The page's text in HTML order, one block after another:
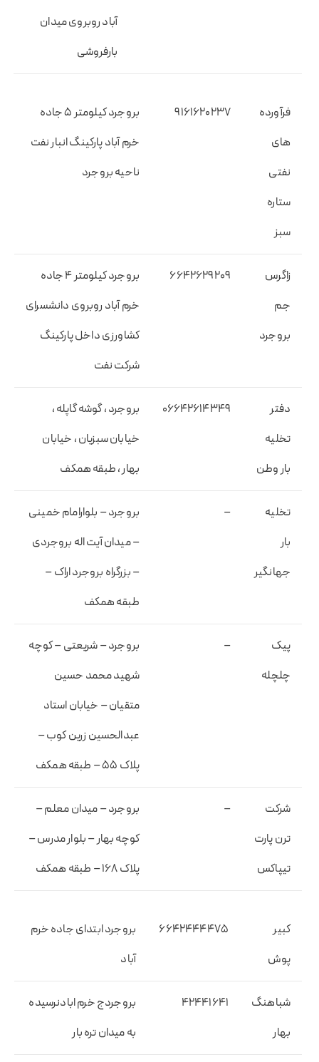
آباد روبروی میدان
بارفروشی
فرآورده
های
نفتی
ستاره
سبز
۹۱۶۱۶۲۰۲۳۷
بروجرد کیلومتر ۵ جاده
خرم آباد پارکینگ انبار نفت
ناحیه بروجرد
زاگرس
جم
بروجرد
۶۶۴۲۶۲۹۲۰۹
بروجرد کیلومتر ۴ جاده
خرم آباد روبروی دانشسرای
کشاورزی داخل پارکینگ
شرکت نفت
دفتر
تخلیه
بار وطن
۰۶۶۴۲۶۱۴۳۴۹
بروجرد ، گوشه گاپله ،
خیابان سبزیان ، خیابان
بهار ، طبقه همکف
تخلیه
بار
جهانگیر
–
بروجرد – بلوارامام خمینی
– میدان آیت اله بروجردی
– بزرگراه بروجرد اراک –
طبقه همکف
پیک
چلچله
–
بروجرد – شریعتی – کوچه
شهید محمد حسین
متقیان – خیابان استاد
عبدالحسین زرین کوب –
پلاک ۵۵ – طبقه همکف
شرکت
ترن پارت
تیپاکس
–
بروجرد – میدان معلم –
کوچه بهار – بلوار مدرس –
پلاک ۱۶۸ – طبقه همکف
کبیر
پوش
۶۶۴۲۴۴۴۴۷۵
بروجرد ابتدای جاده خرم
آباد
شباهنگ
بهار
۴۲۴۴۱۶۴۱
بروجردج خرم ابادنرسیده
به میدان تره بار